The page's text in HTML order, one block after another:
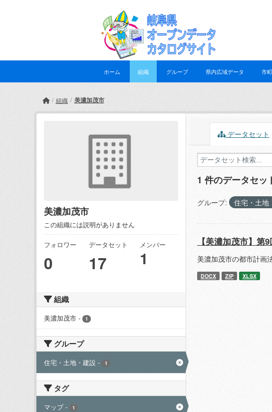
ホーム 組織 グループ 県内広域データ 市
組織 美濃加茂市
美濃加茂市
この組織には説明がありません
フォロワー
0
データセット
17
メンバー
1
組織
美濃加茂市 - 1
グループ
住宅・土地・建設 - 1
タグ
マップ - 1
データセット
1 件のデータセッ
グループ: 住宅・土地
【美濃加茂市】第
美濃加茂市の都市計画
DOCX ZIP XLSX